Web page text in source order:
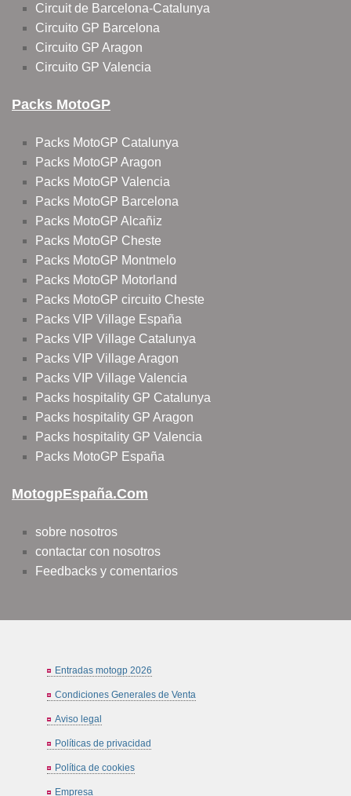
Circuit de Barcelona-Catalunya
Circuito GP Barcelona
Circuito GP Aragon
Circuito GP Valencia
Packs MotoGP
Packs MotoGP Catalunya
Packs MotoGP Aragon
Packs MotoGP Valencia
Packs MotoGP Barcelona
Packs MotoGP Alcañiz
Packs MotoGP Cheste
Packs MotoGP Montmelo
Packs MotoGP Motorland
Packs MotoGP circuito Cheste
Packs VIP Village España
Packs VIP Village Catalunya
Packs VIP Village Aragon
Packs VIP Village Valencia
Packs hospitality GP Catalunya
Packs hospitality GP Aragon
Packs hospitality GP Valencia
Packs MotoGP España
MotogpEspaña.com
sobre nosotros
contactar con nosotros
Feedbacks y comentarios
Entradas motogp 2026
Condiciones Generales de Venta
Aviso legal
Políticas de privacidad
Política de cookies
Empresa